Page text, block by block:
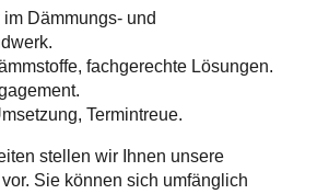
Dämmungs- und
fachgerechte Lösungen.
Termintreue.
stellen wir Ihnen unsere
Sie können sich umfänglich